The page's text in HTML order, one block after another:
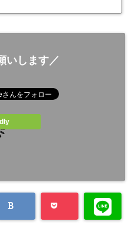
いします／